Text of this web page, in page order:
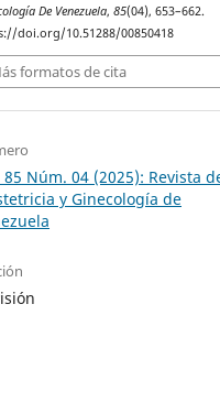
De Venezuela,85(04), 653–662.
doi.org/10.51288/00850418
formatos de cita
85 Núm. 04 (2025): Revista
y Ginecología de